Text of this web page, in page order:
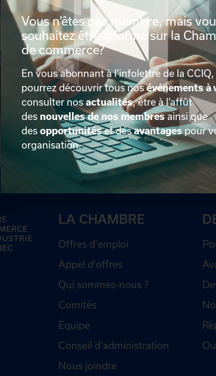
LA CHAMBRE
Offres d'emploi
Appel d'offres
Qui sommes-nous ?
Comités
Équipe
Conseil d'administration
Nous joindre
Vous n’êtes pas membre, mais
souhaitez être informé sur la
de commerce?
En vous abonnant à l’infolettre de la
pourrez découvrir tous nosévénements à
consulter nosactualités, être à l’affût
des nouvelles de nos membresainsi que
des opportunitéset desavantagespour
organisation.